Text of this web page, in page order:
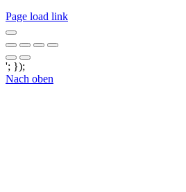
Page load link
'; });
Nach oben